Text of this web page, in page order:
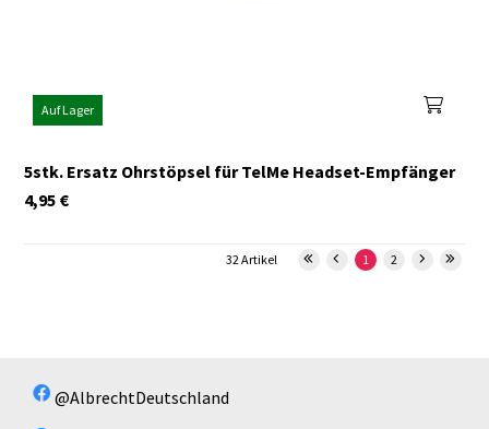
Auf Lager
5stk. Ersatz Ohrstöpsel für TelMe Headset-Empfänger
€
4,95
1 2
32 Artikel
@AlbrechtDeutschland